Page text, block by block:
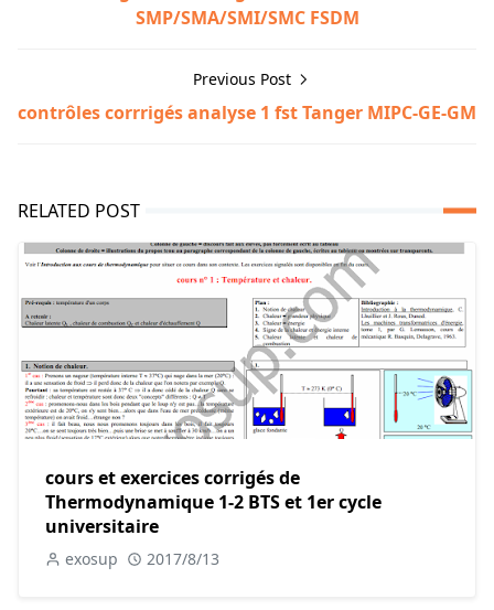
SMP/SMA/SMI/SMC FSDM
Previous Post
contrôles corrrigés analyse 1 fst Tanger MIPC-GE-GM
RELATED POST
cours et exercices corrigés de
Thermodynamique 1-2 BTS et 1er cycle
universitaire
exosup 2017/8/13